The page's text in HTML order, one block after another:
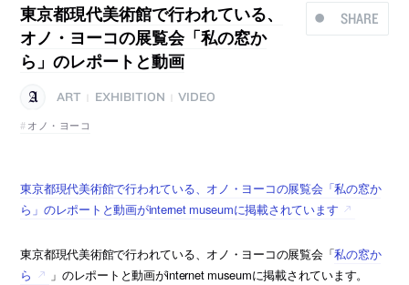
SHARE
東京都現代美術館で行われている、
オノ・ヨーコの展覧会「私の窓か
ら」のレポートと動画
ART EXHIBITION
VIDEO
オノ・ヨーコ
東京都現代美術館で行われている、オノ・ヨーコの展覧会「私の窓か
ら」のレポートと動画がinternet museumに掲載されています
東京都現代美術館で行われている、オノ・ヨーコの展覧会「私の窓か
ら
」のレポートと動画がinternet museumに掲載されています。